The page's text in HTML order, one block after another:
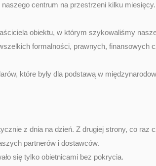
centrum na przestrzeni kilku miesięcy.
obiektu, w którym szykowaliśmy
formalności, prawnych, finansowych
które były dla podstawą w
z dnia na dzień. Z drugiej strony, co raz
partnerów i dostawców.
się tylko obietnicami bez pokrycia.